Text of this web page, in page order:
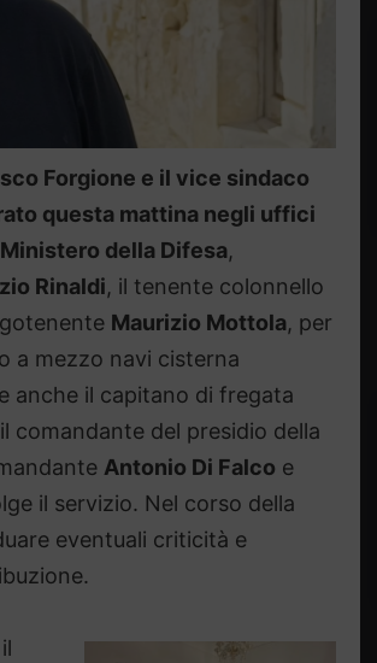
Forgione e il vice sindaco
questa mattina negli uffici
della Difesa,
Rinaldi, il tenente colonnello
Maurizio Mottola, per
a mezzo navi cisterna
anche il capitano di fregata
comandante del presidio della
Antonio Di Falco e
il servizio. Nel corso della
eventuali criticità e